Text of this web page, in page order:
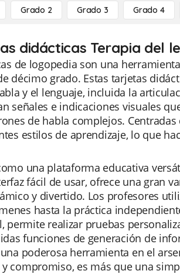
Grado 2 Grado 3 Grado 4
didácticas Terapia del
de logopedia son una
décimo grado. Estas tarjetas
y el lenguaje, incluida la
señales e indicaciones visuales
de habla complejos.
estilos de aprendizaje, lo que
una plataforma educativa
fácil de usar, ofrece una gran
y divertido. Los profesores
hasta la práctica
permite realizar pruebas
funciones de generación de
poderosa herramienta en el
compromiso, es más que una